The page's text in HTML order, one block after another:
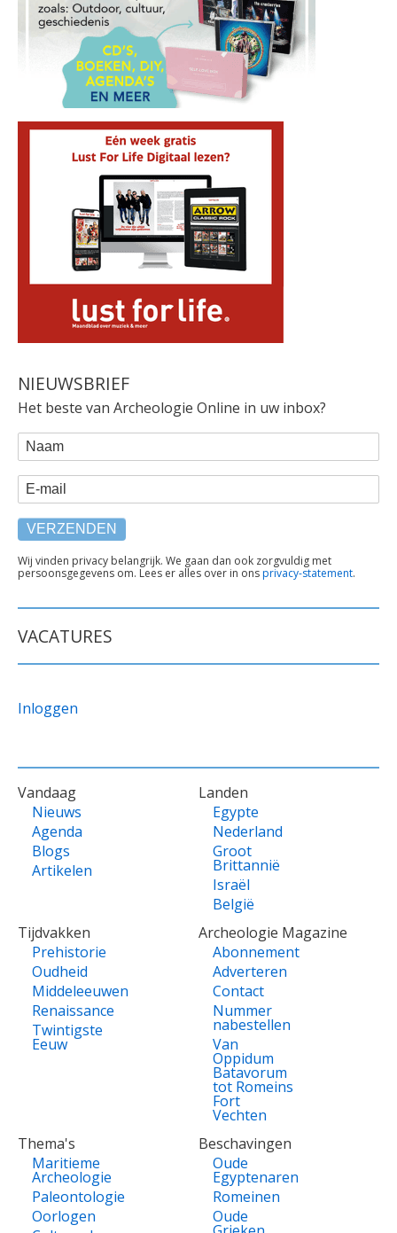
NIEUWSBRIEF
Het beste van Archeologie Online in uw inbox?
WEBFORM
Naam
E-mail
TEKST
ONDER
Wij vinden privacy belangrijk. We gaan dan ook zorgvuldig met
persoonsgegevens om. Lees er alles over in onsprivacy-statement.
VACATURES
Inloggen
VOET
Vandaag
Nieuws
Agenda
Blogs
Artikelen
Landen
Egypte
Nederland
Groot
Brittannië
Israël
België
Tijdvakken
Prehistorie
Oudheid
Middeleeuwen
Renaissance
Twintigste
Eeuw
Archeologie Magazine
Abonnement
Adverteren
Contact
Nummer
nabestellen
Van
Oppidum
Batavorum
tot Romeins
Fort
Vechten
Thema's
Maritieme
Archeologie
Paleontologie
Oorlogen
Beschavingen
Oude
Egyptenaren
Romeinen
Oude